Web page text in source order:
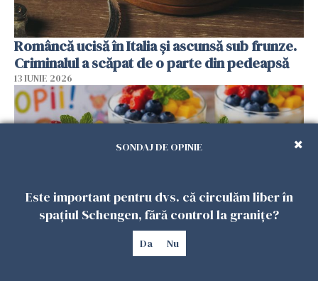
Româncă ucisă în Italia și ascunsă sub frunze.
Criminalul a scăpat de o parte din pedeapsă
13 IUNIE 2026
Desertul care va cuceri copiii de 1 Iunie.
SONDAJ DE OPINIE
Este important pentru dvs. că circulăm liber în
spațiul Schengen, fără control la granițe?
Da Nu